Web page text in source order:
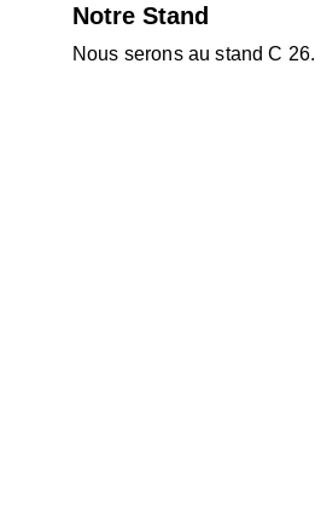
Notre Stand
Nous serons au stand C 26.